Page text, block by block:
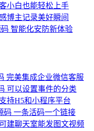
小白也能轻松上手
博主记录美好瞬间
智能化安防新体验
完美集成企业微信客服
可以设置事件的分类
持H5和小程序平台
码 一条活码一个链接
建聊天室能发图文视频